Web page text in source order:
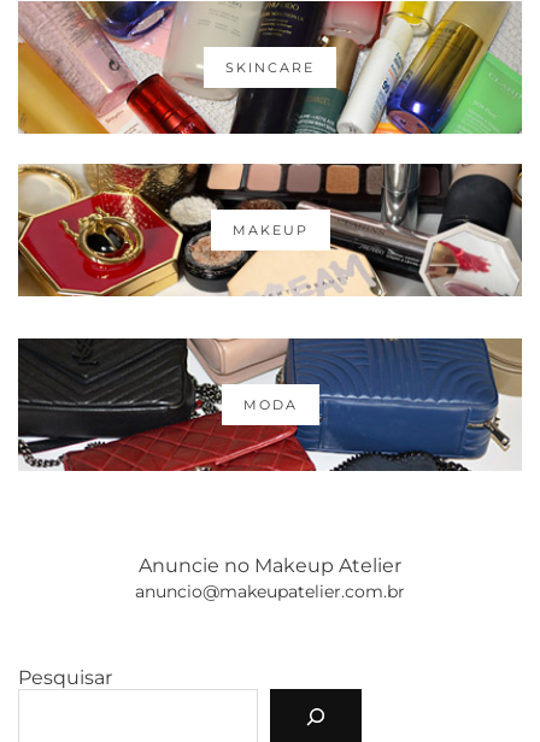
SKINCARE
MAKEUP
MODA
Anuncie no Makeup Atelier
anuncio@makeupatelier.com.br
Pesquisar